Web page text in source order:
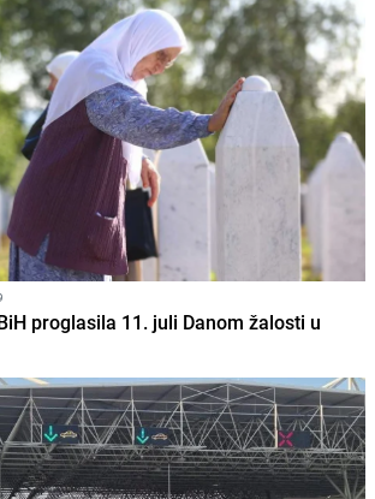
proglasila 11. juli Danom žalosti u